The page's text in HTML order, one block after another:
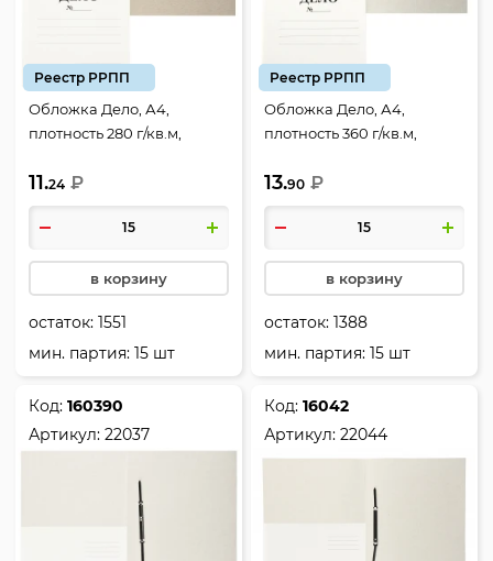
Реестр РРПП
Обложка Дело, А4,
плотность 280 г/кв.м,
белый, Lamark, 22075
11.24 ₽
в корзину
остаток:1551
мин. партия: 15 шт
Реестр РРПП
Обложка Дело, А4,
плотность 360 г/кв.м,
белый, Lamark, 22082
13.90 ₽
в корзину
остаток:1388
мин. партия: 15 шт
Код:160390
Артикул:22037
Код:16042
Артикул:22044